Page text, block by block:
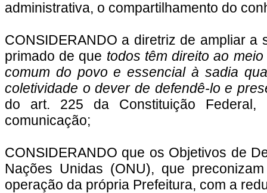
administrativa, o compartilhamento do
CONSIDERANDO a diretriz de ampliar a
primado de que todos têm direito ao
comum do povo e essencial à sadia
coletividade o dever de defendê-lo e
do art. 225 da Constituição
comunicação;
CONSIDERANDO que os Objetivos de
Nações Unidas (ONU), que
operação da própria Prefeitura, com a